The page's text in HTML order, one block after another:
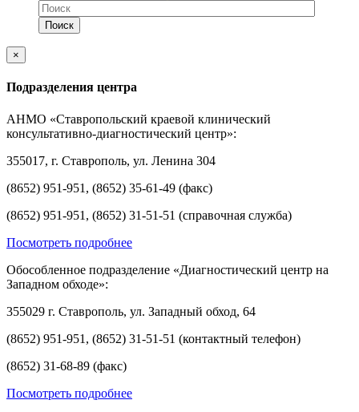
×
Подразделения центра
АНМО «Ставропольский краевой клинический
консультативно-диагностический центр»:
355017, г. Ставрополь, ул. Ленина 304
(8652) 951-951, (8652) 35-61-49 (факс)
(8652) 951-951, (8652) 31-51-51 (справочная служба)
Посмотреть подробнее
Обособленное подразделение «Диагностический центр на
Западном обходе»:
355029 г. Ставрополь, ул. Западный обход, 64
(8652) 951-951, (8652) 31-51-51 (контактный телефон)
(8652) 31-68-89 (факс)
Посмотреть подробнее